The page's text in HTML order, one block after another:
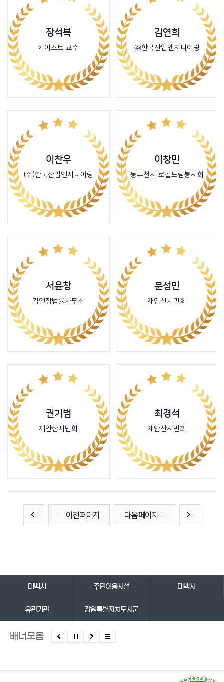
장석복
카이스트 교수
김연희
㈜한국산업엔지니어링
이찬우
(주)한국산업엔지니어링
이창민
동두천시 로컬드림봉사회
서윤창
김앤장법률사무소
문성민
재안산시민회
권기범
재안산시민회
최경석
재안산시민회
이전 페이지 다음 페이지
태백시 주민이용시설 태백시
유관기관 강원특별자치도시군
배너모음